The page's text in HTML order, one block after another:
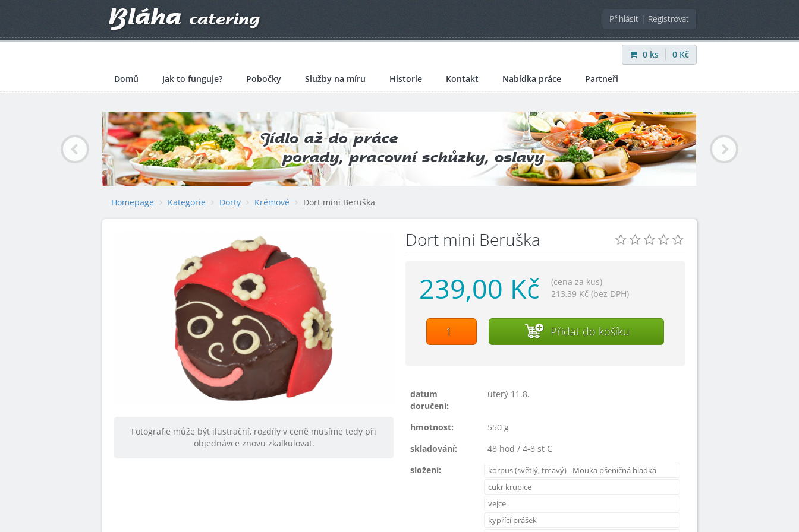
Přihlásit | Registrovat
0 ks 0 Kč
Domů Jak to funguje? Pobočky Služby na míru Historie Kontakt Nabídka práce Partneři
Homepage Kategorie Dorty Krémové Dort mini Beruška
Fotografie může být ilustrační, rozdíly v ceně musíme tedy při
objednávce znovu zkalkulovat.
Dort mini Beruška
239,00 Kč
(cena za kus)
213,39 Kč (bez DPH)
Přidat do košíku
datum
doručení:
úterý 11.8.
hmotnost:
550 g
skladování:
48 hod / 4-8 st C
složení:
korpus (světlý, tmavý) - Mouka pšeničná hladká
cukr krupice
vejce
kypřící prášek